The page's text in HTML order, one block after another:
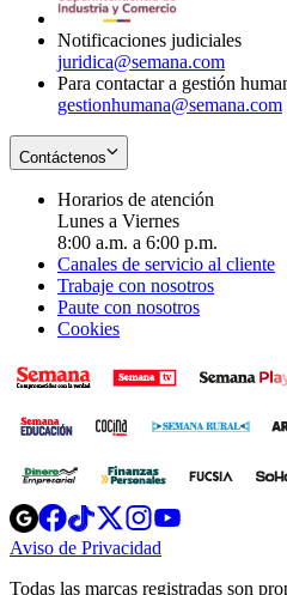
Notificaciones judiciales
juridica@semana.com
Para contactar a gestión
gestionhumana@semana.com
Contáctenos
Horarios de atención
Lunes a Viernes
8:00 a.m. a 6:00 p.m.
Canales de servicio al cliente
Trabaje con nosotros
Paute con nosotros
Cookies
Opens
in
new
Opens
in
new
Opens
in
new
window
Opens
new
windowwindow
Aviso de Privacidad
new
Todas las marcas registradas son